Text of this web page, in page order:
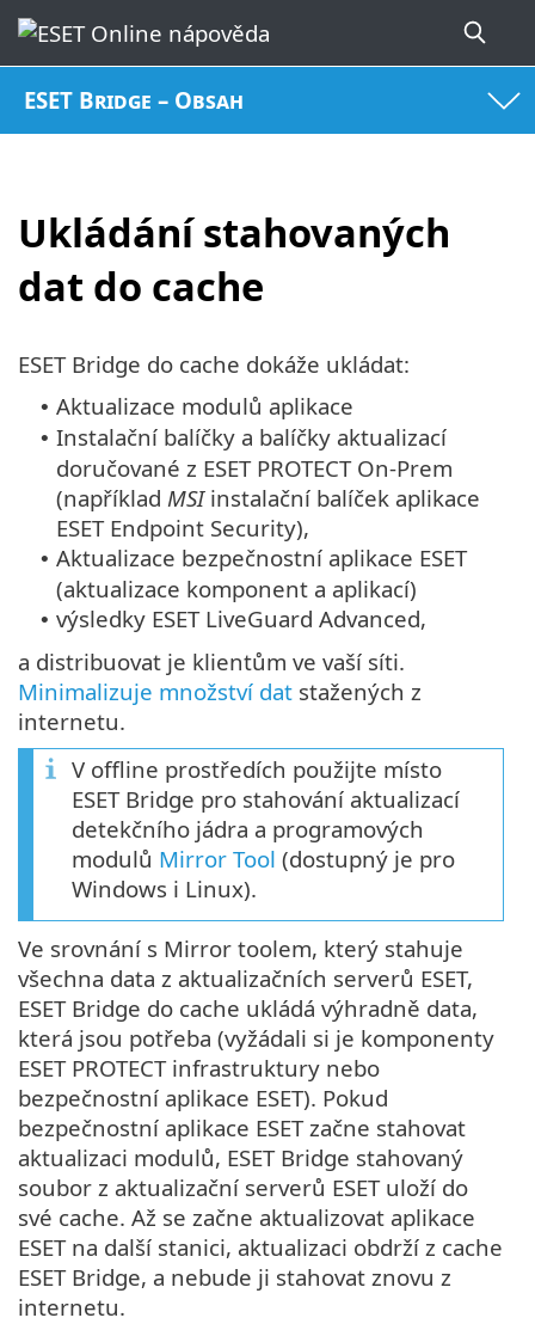
ESET Bridge – Obsah
Ukládání stahovaných
dat do cache
ESET Bridge do cache dokáže ukládat:
• Aktualizace modulů aplikace
• Instalační balíčky a balíčky aktualizací
doručované z ESET PROTECT On-Prem
(například MSIinstalační balíček aplikace
ESET Endpoint Security),
• Aktualizace bezpečnostní aplikace ESET
(aktualizace komponent a aplikací)
• výsledky ESET LiveGuard Advanced,
a distribuovat je klientům ve vaší síti.
Minimalizuje množství dat stažených z
internetu.
V offline prostředích použijte místo
ESET Bridge pro stahování aktualizací
detekčního jádra a programových
modulů Mirror Tool (dostupný je pro
Windows i Linux).
Ve srovnání s Mirror toolem, který stahuje
všechna data z aktualizačních serverů ESET,
ESET Bridge do cache ukládá výhradně data,
která jsou potřeba (vyžádali si je komponenty
ESET PROTECT infrastruktury nebo
bezpečnostní aplikace ESET). Pokud
bezpečnostní aplikace ESET začne stahovat
aktualizaci modulů, ESET Bridge stahovaný
soubor z aktualizační serverů ESET uloží do
své cache. Až se začne aktualizovat aplikace
ESET na další stanici, aktualizaci obdrží z cache
ESET Bridge, a nebude ji stahovat znovu z
internetu.